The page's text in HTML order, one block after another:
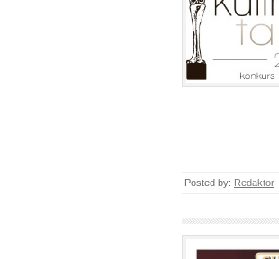
Posted by: Redaktor